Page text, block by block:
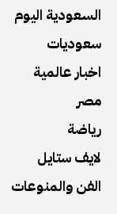
السعودية اليوم
سعوديات
اخبار عالمية
مصر
رياضة
لايف ستايل
الفن والمنوعات